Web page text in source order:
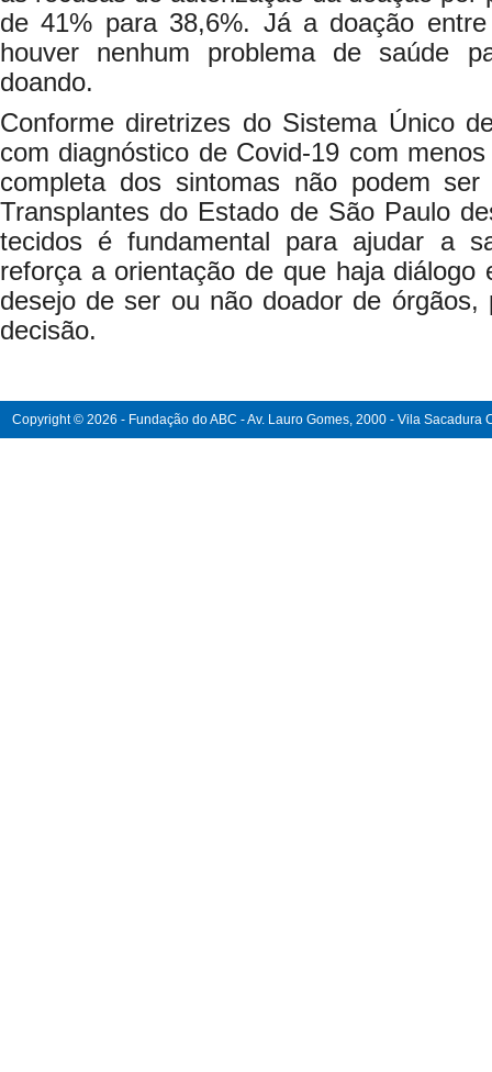
de 41% para 38,6%. Já a doação
houver nenhum problema de saúde
doando.
Conforme diretrizes do Sistema Único
com diagnóstico de Covid-19 com
completa dos sintomas não podem
Transplantes do Estado de São Paulo
tecidos é fundamental para ajudar a
reforça a orientação de que haja
desejo de ser ou não doador de
decisão.
Copyright © 2026 - Fundação do ABC - Av. Lauro Gomes, 2000 - Vila